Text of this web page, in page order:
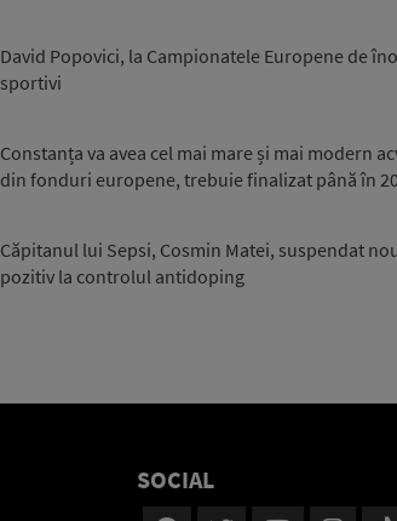
David Popovici, la Campionatele Europene de
sportivi
Constanța va avea cel mai mare și mai modern
din fonduri europene, trebuie finalizat până în
Căpitanul lui Sepsi, Cosmin Matei, suspendat
pozitiv la controlul antidoping
SOCIAL